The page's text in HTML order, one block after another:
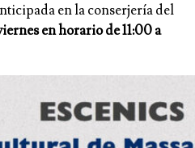
en la conserjería del
en horario de 11:00 a